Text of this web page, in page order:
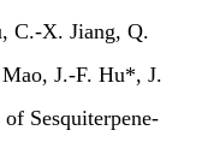
C.-X. Jiang, Q.
J.-F. Hu*, J.
Sesquiterpene-